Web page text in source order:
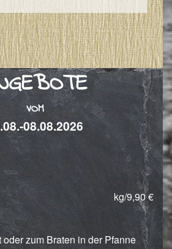
VOM
08.08.2026
kg/9,90 €
zum Braten in der Pfanne